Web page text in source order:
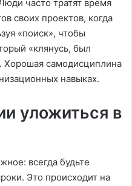
часто тратят время
своих проектов, когда
«поиск», чтобы
«клянусь, был
Хорошая самодисциплина
навыках.
уложиться в
всегда будьте
Это происходит на